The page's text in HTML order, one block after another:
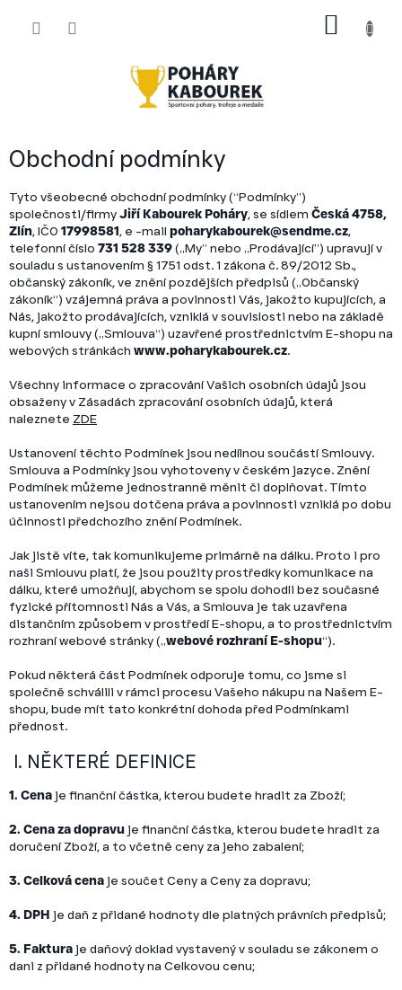
Obchodní podmínky
Tyto všeobecné obchodní podmínky (“Podmínky”)
společnosti/firmyJiří Kabourek Poháry, se sídlem Česká 4758,
Zlín, IČO 17998581, e -mail poharykabourek@sendme.cz,
telefonní číslo 731 528 339(„My” nebo „Prodávající”) upravují v
souladu s ustanovením § 1751 odst. 1 zákona č. 89/2012 Sb.,
občanský zákoník, ve znění pozdějších předpisů („Občanský
zákoník“) vzájemná práva a povinnosti Vás, jakožto kupujících, a
Nás, jakožto prodávajících, vzniklá v souvislosti nebo na základě
kupní smlouvy („Smlouva“) uzavřené prostřednictvím E-shopu na
webových stránkách www.poharykabourek.cz.
Všechny informace o zpracování Vašich osobních údajů jsou
obsaženy v Zásadách zpracování osobních údajů, která
naleznete ZDE
Ustanovení těchto Podmínek jsou nedílnou součástí Smlouvy.
Smlouva a Podmínky jsou vyhotoveny v českém jazyce. Znění
Podmínek můžeme jednostranně měnit či doplňovat. Tímto
ustanovením nejsou dotčena práva a povinnosti vzniklá po dobu
účinnosti předchozího znění Podmínek.
Jak jistě víte, tak komunikujeme primárně na dálku. Proto i pro
naši Smlouvu platí, že jsou použity prostředky komunikace na
dálku, které umožňují, abychom se spolu dohodli bez současné
fyzické přítomnosti Nás a Vás, a Smlouva je tak uzavřena
distančním způsobem v prostředí E-shopu, a to prostřednictvím
rozhraní webové stránky („webové rozhraní E-shopu“).
Pokud některá část Podmínek odporuje tomu, co jsme si
společně schválili v rámci procesu Vašeho nákupu na Našem E-
shopu, bude mít tato konkrétní dohoda před Podmínkami
přednost.
I. NĚKTERÉ DEFINICE
1. Cena je finanční částka, kterou budete hradit za Zboží;
2. Cena za dopravu je finanční částka, kterou budete hradit za
doručení Zboží, a to včetně ceny za jeho zabalení;
3. Celková cena je součet Ceny a Ceny za dopravu;
4. DPH je daň z přidané hodnoty dle platných právních předpisů;
5. Faktura je daňový doklad vystavený v souladu se zákonem o
dani z přidané hodnoty na Celkovou cenu;